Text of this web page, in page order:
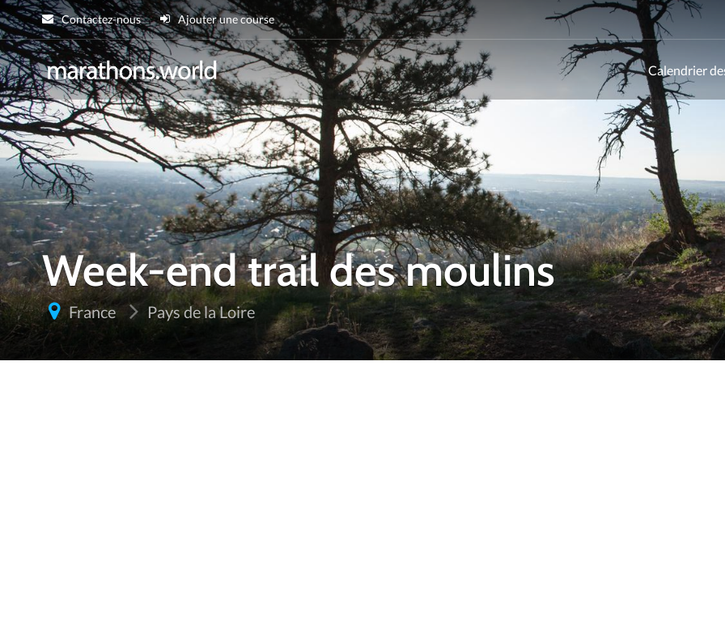
Contactez-nous Ajouter une course
marathons.world
Calendrier
Week-end trail des moulins
France Pays de la Loire